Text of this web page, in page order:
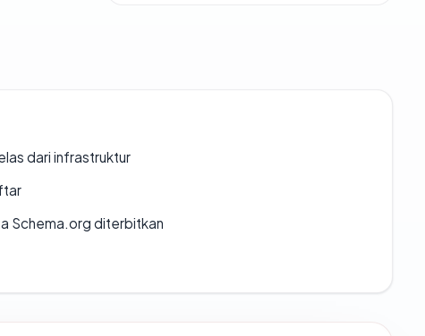
dari infrastruktur
Schema.org diterbitkan